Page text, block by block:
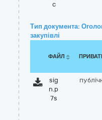
c
Тип документа:
закупівлі
ФАЙЛ
sig
n.p
7s